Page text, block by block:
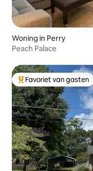
Woning in Perry
Peach Palace
Topfavoriet van gasten
Favoriet van gasten